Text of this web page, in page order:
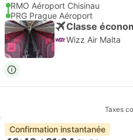
RMO Aéroport Chisinau
PRG Prague Aéroport
Classe
Wizz Air Malta
Taxes
Confirmation instantanée